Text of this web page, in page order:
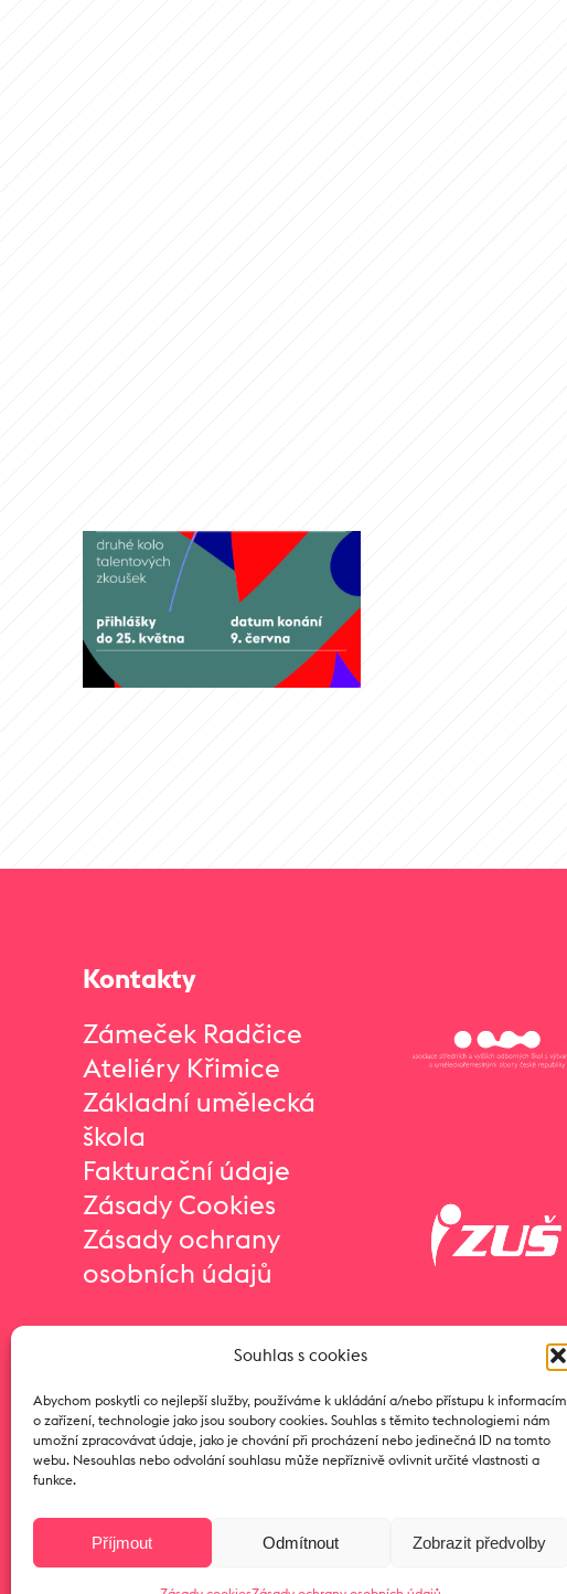
Souhlas s cookies
Abychom poskytli co nejlepší služby, používáme k ukládání a/nebo přístupu k informacím
o zařízení, technologie jako jsou soubory cookies. Souhlas s těmito technologiemi nám
umožní zpracovávat údaje, jako je chování při procházení nebo jedinečná ID na tomto
webu. Nesouhlas nebo odvolání souhlasu může nepříznivě ovlivnit určité vlastnosti a
funkce.
Příjmout Odmítnout Zobrazit předvolby
Kontakty
Zámeček Radčice
Ateliéry Křimice
Základní umělecká
škola
Fakturační údaje
Zásady Cookies
Zásady ochrany
osobních údajů